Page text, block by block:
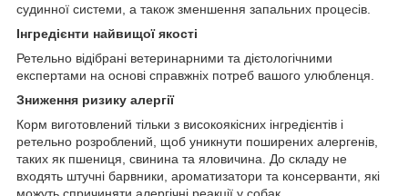
судинної системи, а також зменшення запальних процесів.
Інгредієнти найвищої якості
Ретельно відібрані ветеринарними та дієтологічними
експертами на основі справжніх потреб вашого улюбленця.
Зниження ризику алергії
Корм виготовлений тільки з високоякісних інгредієнтів і
ретельно розроблений, щоб уникнути поширених алергенів,
таких як пшениця, свинина та яловичина. До складу не
входять штучні барвники, ароматизатори та консерванти, які
можуть спричиняти алергічні реакції у собак.